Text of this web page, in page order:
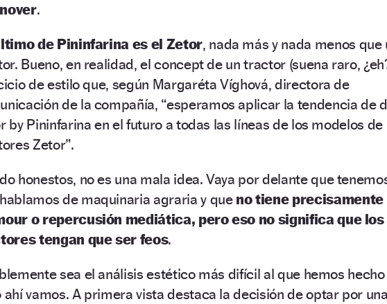
.
de Pininfarina es el Zetor, nada más y nada menos que
Bueno, en realidad, el concept de un tractor (suena raro,
de estilo que, según Margaréta Víghová, directora de
de la compañía, “esperamos aplicar la tendencia de
by Pininfarina en el futuro a todas las líneas de los modelos de
Zetor”.
honestos, no es una mala idea. Vaya por delante que
de maquinaria agraria y queno tiene precisamente
o repercusión mediática, pero eso no significa que los
tengan que ser feos.
sea el análisis estético más difícil al que hemos
ahí vamos. A primera vista destaca la decisión de optar por una